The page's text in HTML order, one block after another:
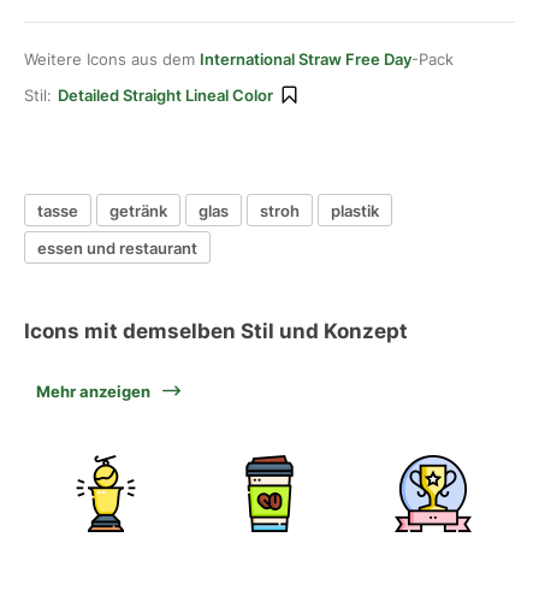
Weitere Icons aus dem International Straw Free Day-Pack
Stil: Detailed Straight Lineal Color
tasse getränk glas stroh
plastik
essen und restaurant
Icons mit demselben Stil und Konzept
Mehr anzeigen